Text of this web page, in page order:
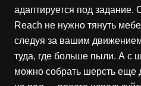
адаптируется под задание.
Reach не нужно тянуть
следуя за вашим
туда, где больше пыли. А с
можно собрать шерсть еще